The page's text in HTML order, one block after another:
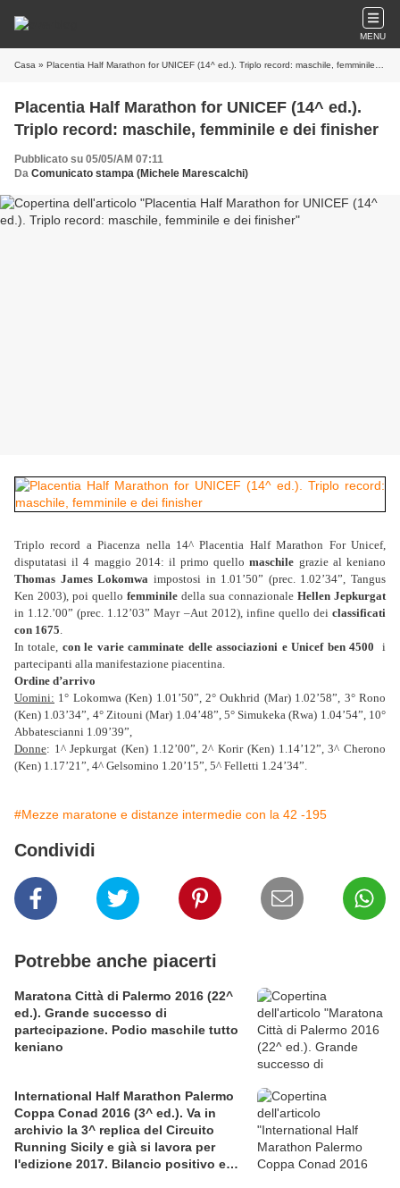
MENU
Casa » Placentia Half Marathon for UNICEF (14^ ed.). Triplo record: maschile, femminile e dei finisher
Placentia Half Marathon for UNICEF (14^ ed.).
Triplo record: maschile, femminile e dei finisher
Pubblicato su 05/05/AM 07:11
Da Comunicato stampa (Michele Marescalchi)
Triplo record a Piacenza nella 14^ Placentia Half Marathon For Unicef,
disputatasi il 4 maggio 2014: il primo quellomaschile grazie al keniano
Thomas James Lokomwa impostosi in 1.01’50” (prec. 1.02’34”, Tangus
Ken 2003), poi quello femminile della sua connazionale Hellen Jepkurgat
in 1.12.’00” (prec. 1.12’03” Mayr –Aut 2012), infine quello dei classificati
con 1675.
In totale, con le varie camminate delle associazioni e Unicef ben 4500 i
partecipanti alla manifestazione piacentina.
Ordine d’arrivo
Uomini: 1° Lokomwa (Ken) 1.01’50”, 2° Oukhrid (Mar) 1.02’58”, 3° Rono
(Ken) 1.03’34”, 4° Zitouni (Mar) 1.04’48”, 5° Simukeka (Rwa) 1.04’54”, 10°
Abbatescianni 1.09’39”,
Donne: 1^ Jepkurgat (Ken) 1.12’00”, 2^ Korir (Ken) 1.14’12”, 3^ Cherono
(Ken) 1.17’21”, 4^ Gelsomino 1.20’15”, 5^ Felletti 1.24’34”.
#Mezze maratone e distanze intermedie con la 42 -195
Condividi
Potrebbe anche piacerti
Maratona Città di Palermo 2016 (22^
ed.). Grande successo di
partecipazione. Podio maschile tutto
keniano
International Half Marathon Palermo
Coppa Conad 2016 (3^ ed.). Va in
archivio la 3^ replica del Circuito
Running Sicily e già si lavora per
l'edizione 2017. Bilancio positivo e